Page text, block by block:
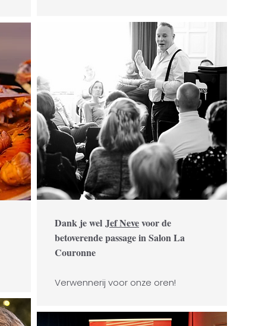
Dank je wel Jef Nevevoor de
betoverende passage in Salon La
Couronne
Verwennerij voor onze oren!